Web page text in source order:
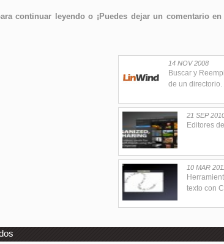
continuar leyendo o ¡Puedes dejar un comentario
14 NOV 2008
Buscar y
de un directorio.
21 SEP
Editores
10 MAR
texto con